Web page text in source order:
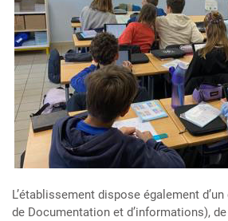
L’établissement dispose également
de Documentation et d’informations),